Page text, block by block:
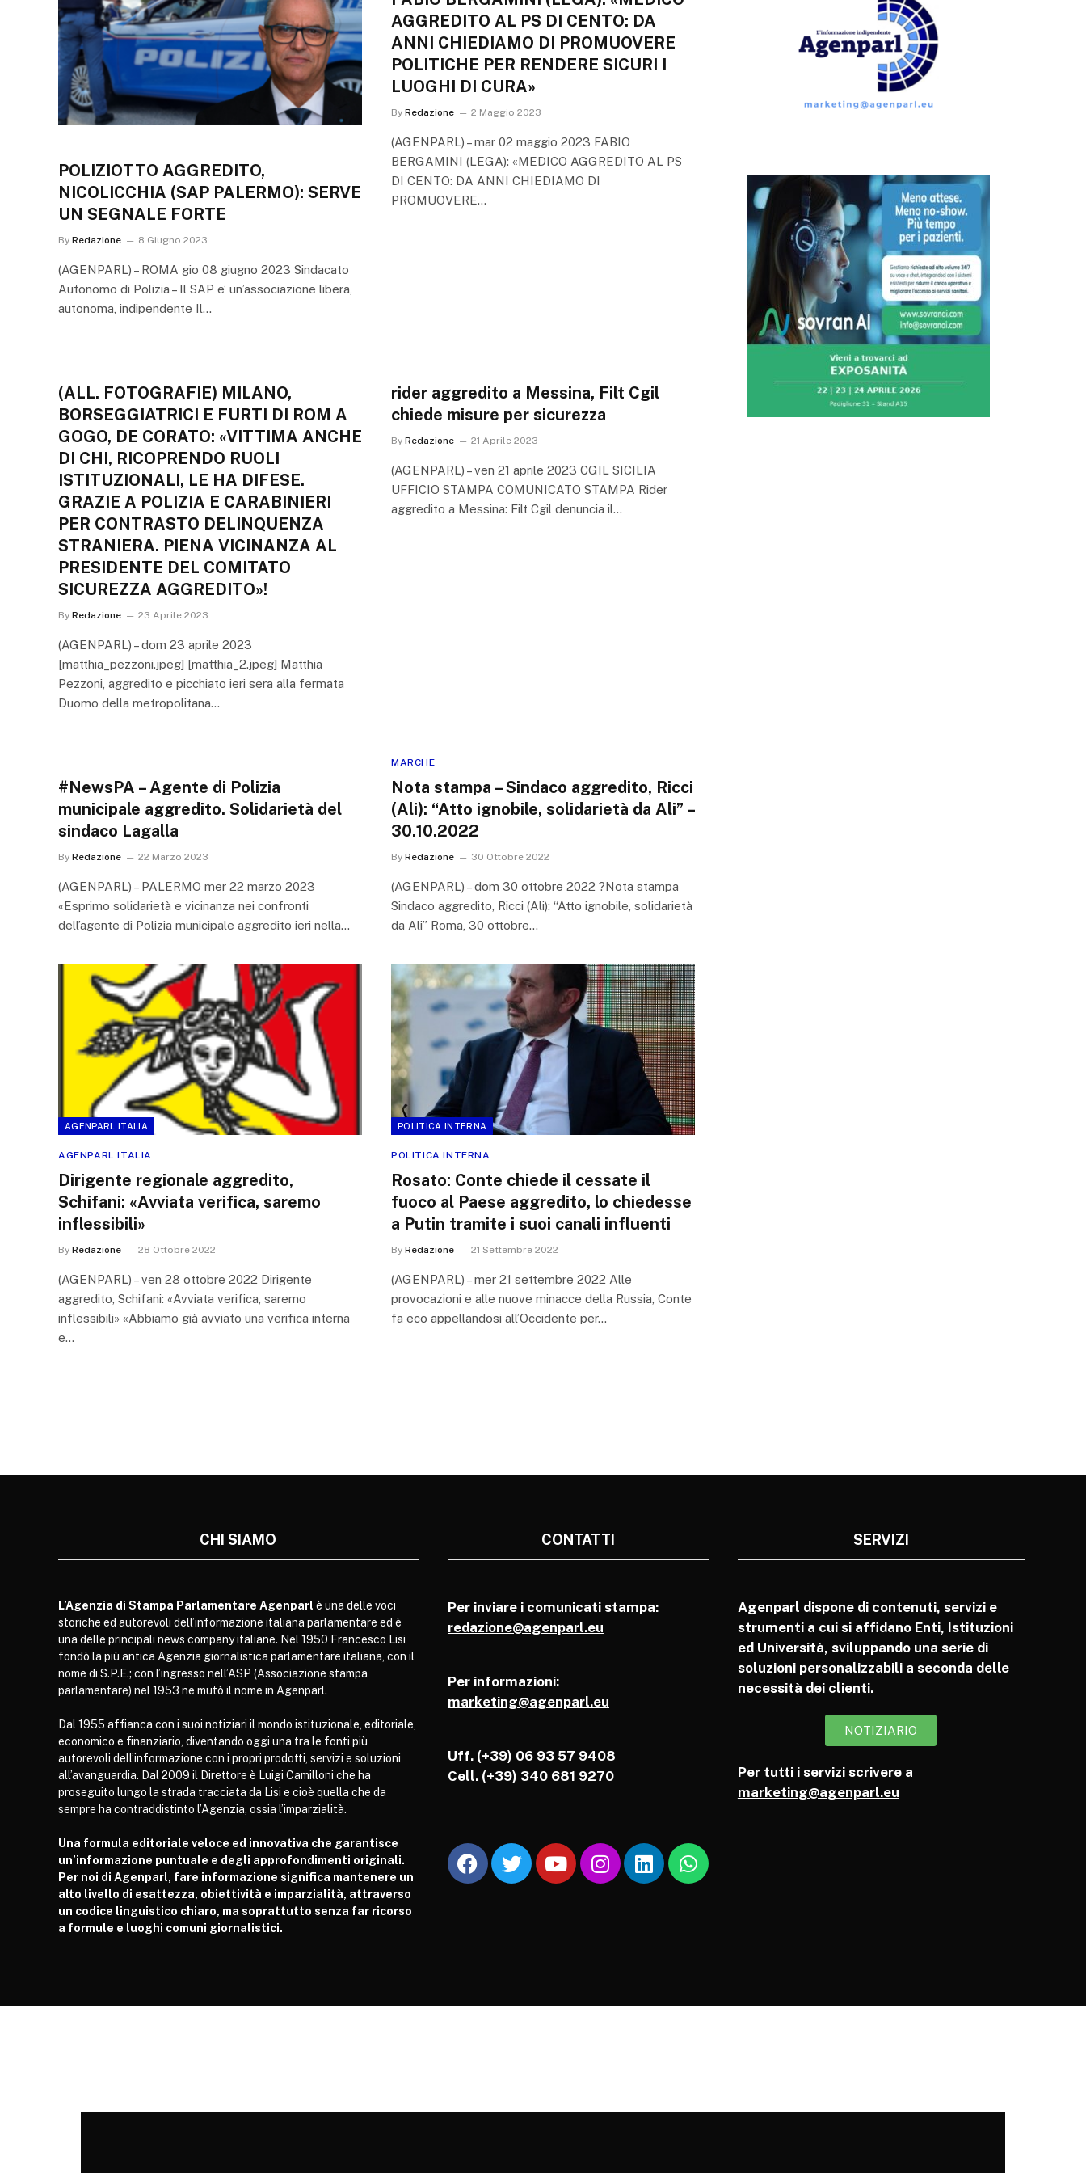
POLIZIOTTO AGGREDITO,
NICOLICCHIA (SAP PALERMO): SERVE
UN SEGNALE FORTE
By Redazione 8 Giugno 2023
(AGENPARL) – ROMA gio 08 giugno 2023 Sindacato
Autonomo di Polizia – Il SAP e’ un’associazione libera,
autonoma, indipendente Il…
AGGREDITO AL PS DI CENTO: DA
ANNI CHIEDIAMO DI PROMUOVERE
POLITICHE PER RENDERE SICURI I
LUOGHI DI CURA»
By Redazione 2 Maggio 2023
(AGENPARL) – mar 02 maggio 2023 FABIO
BERGAMINI (LEGA): «MEDICO AGGREDITO AL PS
DI CENTO: DA ANNI CHIEDIAMO DI
PROMUOVERE…
(ALL. FOTOGRAFIE) MILANO,
BORSEGGIATRICI E FURTI DI ROM A
GOGO, DE CORATO: «VITTIMA ANCHE
DI CHI, RICOPRENDO RUOLI
ISTITUZIONALI, LE HA DIFESE.
GRAZIE A POLIZIA E CARABINIERI
PER CONTRASTO DELINQUENZA
STRANIERA. PIENA VICINANZA AL
PRESIDENTE DEL COMITATO
SICUREZZA AGGREDITO»!
By Redazione 23 Aprile 2023
(AGENPARL) – dom 23 aprile 2023
[matthia_pezzoni.jpeg] [matthia_2.jpeg] Matthia
Pezzoni, aggredito e picchiato ieri sera alla fermata
Duomo della metropolitana…
rider aggredito a Messina, Filt Cgil
chiede misure per sicurezza
By Redazione 21 Aprile 2023
(AGENPARL) – ven 21 aprile 2023 CGIL SICILIA
UFFICIO STAMPA COMUNICATO STAMPA Rider
aggredito a Messina: Filt Cgil denuncia il…
#NewsPA – Agente di Polizia
municipale aggredito. Solidarietà del
sindaco Lagalla
By Redazione 22 Marzo 2023
(AGENPARL) – PALERMO mer 22 marzo 2023
«Esprimo solidarietà e vicinanza nei confronti
dell’agente di Polizia municipale aggredito ieri nella…
MARCHE
Nota stampa – Sindaco aggredito, Ricci
(Ali): “Atto ignobile, solidarietà da Ali” –
30.10.2022
By Redazione 30 Ottobre 2022
(AGENPARL) – dom 30 ottobre 2022 ?Nota stampa
Sindaco aggredito, Ricci (Ali): “Atto ignobile, solidarietà
da Ali” Roma, 30 ottobre…
AGENPARL ITALIA
AGENPARL ITALIA
Dirigente regionale aggredito,
Schifani: «Avviata verifica, saremo
inflessibili»
By Redazione 28 Ottobre 2022
(AGENPARL) – ven 28 ottobre 2022 Dirigente
aggredito, Schifani: «Avviata verifica, saremo
inflessibili» «Abbiamo già avviato una verifica interna
e…
POLITICA INTERNA
POLITICA INTERNA
Rosato: Conte chiede il cessate il
fuoco al Paese aggredito, lo chiedesse
a Putin tramite i suoi canali influenti
By Redazione 21 Settembre 2022
(AGENPARL) – mer 21 settembre 2022 Alle
provocazioni e alle nuove minacce della Russia, Conte
fa eco appellandosi all’Occidente per…
CHI SIAMO
L’Agenzia di Stampa Parlamentare Agenparl è una delle voci
storiche ed autorevoli dell’informazione italiana parlamentare ed è
una delle principali news company italiane. Nel 1950 Francesco Lisi
fondò la più antica Agenzia giornalistica parlamentare italiana, con il
nome di S.P.E.; con l’ingresso nell’ASP (Associazione stampa
parlamentare) nel 1953 ne mutò il nome in Agenparl.
Dal 1955 affianca con i suoi notiziari il mondo istituzionale, editoriale,
economico e finanziario, diventando oggi una tra le fonti più
autorevoli dell’informazione con i propri prodotti, servizi e soluzioni
all’avanguardia. Dal 2009 il Direttore è Luigi Camilloni che ha
proseguito lungo la strada tracciata da Lisi e cioè quella che da
sempre ha contraddistinto l’Agenzia, ossia l’imparzialità.
Una formula editoriale veloce ed innovativa che garantisce
un’informazione puntuale e degli approfondimenti originali.
Per noi di Agenparl, fare informazione significa mantenere un
alto livello di esattezza, obiettività e imparzialità, attraverso
un codice linguistico chiaro, ma soprattutto senza far ricorso
a formule e luoghi comuni giornalistici.
CONTATTI
Per inviare i comunicati stampa:
redazione@agenparl.eu
Per informazioni:
marketing@agenparl.eu
Uff. (+39) 06 93 57 9408
Cell. (+39) 340 681 9270
SERVIZI
Agenparl dispone di contenuti, servizi e
strumenti a cui si affidano Enti, Istituzioni
ed Università, sviluppando una serie di
soluzioni personalizzabili a seconda delle
necessità dei clienti.
NOTIZIARIO
Per tutti i servizi scrivere a
marketing@agenparl.eu